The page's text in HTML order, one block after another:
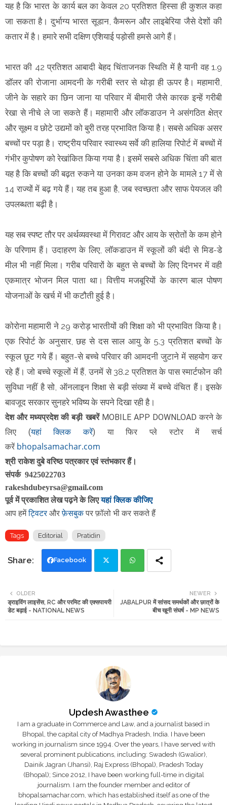
यह है कि भारत के कार्य बल का केवल 20 प्रतिशत हिस्सा ही कुशल कहा
जा सकता है। दुर्भाग्य भारत सूडान, कैमरून और लाइबेरिया जैसे देशों की
कतार में है। हमारे सभी दक्षिण एशियाई पड़ोसी हमसे आगे हैं।
भारत की 42 प्रतिशत आबादी बेहद चिंताजनक स्थिति में है यानी वह 1.9
डॉलर की रोजाना आमदनी के गरीबी स्तर से थोड़ा ही ऊपर है। महामारी,
जीने के सहारे का छिन जाना या परिवार में बीमारी जैसे कारक इन्हें गरीबी
रेखा से नीचे ले जा सकते हैं। महामारी और लॉकडाउन ने असंगठित क्षेत्र
और सूक्ष्म व छोटे उद्यमों को बुरी तरह प्रभावित किया है। सबसे अधिक असर
बच्चों पर पड़ा है। राष्ट्रीय परिवार स्वास्थ्य सर्वे की हालिया रिपोर्ट में बच्चों में
गंभीर कुपोषण को रेखांकित किया गया है। इसमें सबसे अधिक चिंता की बात
यह है कि बच्चों की बढ़त रुकने या उनका कम वजन होने के मामले 17 में से
14 राज्यों में बढ़ गये हैं। यह तब हुआ है, जब स्वच्छता और साफ पेयजल की
उपलब्धता बढ़ी है।
यह सब स्पष्ट तौर पर अर्थव्यवस्था में गिरावट और आय के स्रोतों के कम होने
के परिणाम हैं। उदाहरण के लिए, लॉकडाउन में स्कूलों की बंदी से मिड-डे
मील भी नहीं मिला। गरीब परिवारों के बहुत से बच्चों के लिए दिनभर में वही
एकमात्र भोजन मिल पाता था। वित्तीय मजबूरियों के कारण बाल पोषण
योजनाओं के खर्च में भी कटौती हुई है।
कोरोना महामारी ने 29 करोड़ भारतीयों की शिक्षा को भी प्रभावित किया है।
एक रिपोर्ट के अनुसार, छह से दस साल आयु के 5.3 प्रतिशत बच्चों के
स्कूल छूट गये हैं। बहुत-से बच्चे परिवार की आमदनी जुटाने में सहयोग कर
रहे हैं। जो बच्चे स्कूलों में हैं, उनमें से 38.2 प्रतिशत के पास स्मार्टफोन की
सुविधा नहीं है सो, ऑनलाइन शिक्षा से बड़ी संख्या में बच्चे वंचित हैं। इसके
बावजूद सरकार सुनहरे भविष्य के सपने दिखा रही है।
देश और मध्यप्रदेश की बड़ी खबरें MOBILE APP DOWNLOAD करने के
लिए (यहां क्लिक करें) या फिरप्ले स्टोर में सर्च
करें bhopalsamachar.com
श्री राकेश दुबे वरिष्ठ पत्रकार एवं स्तंभकार हैं।
संपर्क 9425022703
rakeshdubeyrsa@gmail.com
पूर्व में प्रकाशित लेख पढ़ने के लिएयहां क्लिक कीजिए
आप हमेंट्विटरऔरफ़ेसबुकपर फ़ॉलो भी कर सकते हैं
Tags Editorial Pratidin
Facebook
tte ats
NEWER
JABALPUR में सांसद समर्थकों और छात्रों के
बीच खूनी संघर्ष - MP NEWS
OLDER
ड्राइविंग लाइसेंस, RC और परमिट की एक्सपायरी
डेट बढ़ाई - NATIONAL NEWS
Updesh Awasthee
I am a graduate in Commerce and Law, and a journalist based in
Bhopal, the capital city of Madhya Pradesh, India. I have been
working in journalism since 1994. Over the years, I have served with
several prominent publications, including: Swadesh (Gwalior),
Dainik Jagran (Jhansi), Raj Express (Bhopal), Pradesh Today
(Bhopal); Since 2012, I have been working full-time in digital
journalism. I am the founder member and editor of
bhopalsamachar.com, which has established itself as one of the